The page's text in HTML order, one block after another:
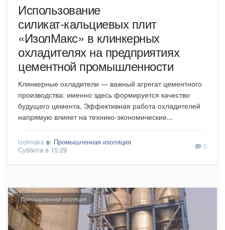
Использование
силикат‑кальциевых плит
«ИзолМакс» в клинкерных
охладителях на предприятиях
цементной промышленности
Клинкерные охладители — важный агрегат цементного
производства: именно здесь формируется качество
будущего цемента. Эффективная работа охладителей
напрямую влияет на технико‑экономические...
izolmaks в: Промышленная изоляция
Суббота в 15:29
0
Промышленная изоляция